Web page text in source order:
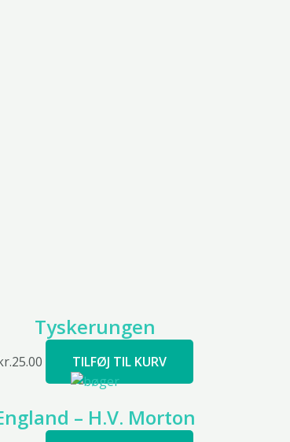
Tyskerungen
25.00 TILFØJ TIL KURV
– H.V. Morton